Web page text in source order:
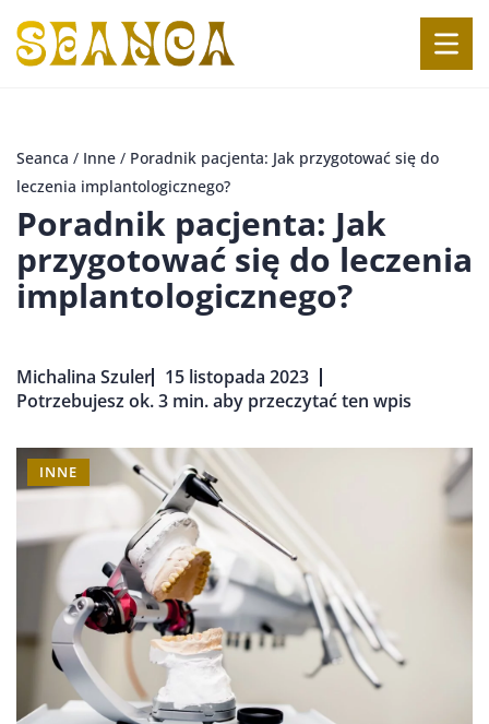
Seanca / Inne / Poradnik pacjenta: Jak przygotować się do
leczenia implantologicznego?
Poradnik pacjenta: Jak
przygotować się do leczenia
implantologicznego?
Michalina Szuler 15 listopada 2023
Potrzebujesz ok. 3 min. aby przeczytać ten wpis
INNE